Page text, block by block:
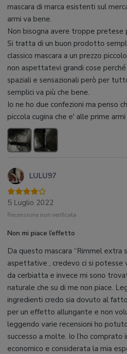
mascara di marca esistenti sul
armi va bene.
Non bisogna avere troppe pretese
Si tratta di un buon prodotto
classico mascara a un prezzo
non aspettatevi grandi cose
spaziali e sensazionali però per
semplici va più che bene.
Io ne ho due confezioni ma penso
piccola cugina che e' alle prime
LULU97
5 Luglio 2022
Recensione non verificata
Non mi piace l’effetto
Da questo mascara “Rimmel extra
aspettative , credevo ci si potesse
da cerbiatta e invece mi sono
naturale che su di me non piace.
ingredienti credo sia dovuto al
per un effetto allungante e non
leggendo varie recensioni ho
successo a molte. Io l’ho
economico e considerata la mia